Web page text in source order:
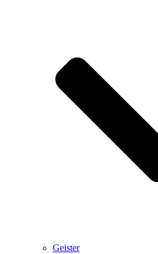
Geister